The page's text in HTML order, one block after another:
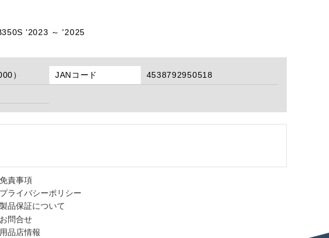
'2023 ～ '2025
） JANコード
4538792950518
免責事項
プライバシーポリシー
製品保証について
お問合せ
用品店情報